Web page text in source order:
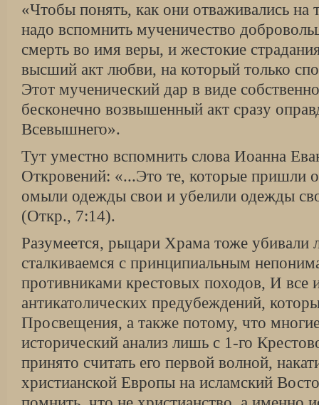
«Чтобы понять, как они отваживались на
надо вспомнить мученичество
смерть во имя веры, и жестокие
высший акт любви, на который только
Этот мученический дар в виде
бесконечно возвышенный акт сразу
Всевышнего».
Тут уместно вспомнить слова Иоанна
Откровений: «...Это те, которые пришли
омыли одежды свои и убелили одежды
(Откр., 7:14).
Разумеется, рыцари Храма тоже убивали
сталкиваемся с принципиальным
противниками крестовых походов, И все
антикатолических предубеждений,
Просвещения, а также потому, что
исторический анализ лишь с 1-го
принято считать его первой волной,
христианской Европы на исламский